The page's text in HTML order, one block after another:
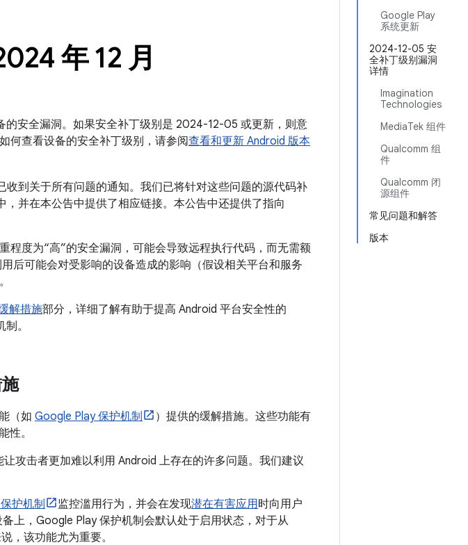
Google Play
系统更新
2024-12-05 安
全补丁级别漏洞
详情
Imagination
Technologies
MediaTek 组件
Qualcomm 组
件
Qualcomm 闭
源组件
常见问题和解答
版本
年 12 月
的安全漏洞。如果安全补丁级别是 2024-12-05 或更新，则意
何查看设备的安全补丁级别，请参阅查看和更新 Android 版本
到关于所有问题的通知。我们已将针对这些问题的源代码补
，并在本公告中提供了相应链接。本公告中还提供了指向
程度为“高”的安全漏洞，可能会导致远程执行代码，而无需额
后可能会对受影响的设备造成的影响（假设相关平台和服务
解措施部分，详细了解有助于提高 Android 平台安全性的
。
（如 Google Play 保护机制
）提供的缓解措施。这些功能有
性。
攻击者更加难以利用 Android 上存在的许多问题。我们建议
护机制 监控滥用行为，并会在发现潜在有害应用时向用户
备上，Google Play 保护机制会默认处于启用状态，对于从
，该功能尤为重要。